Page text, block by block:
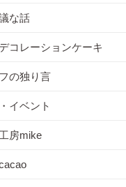
な話
コレーションケーキ
の独り言
イベント
房mike